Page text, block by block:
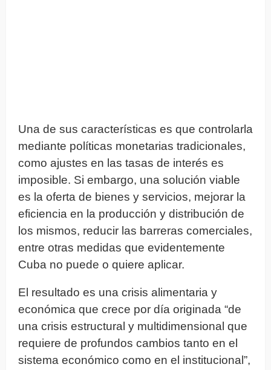
Una de sus características es que controlarla
mediante políticas monetarias tradicionales,
como ajustes en las tasas de interés es
imposible. Si embargo, una solución viable
es la oferta de bienes y servicios, mejorar la
eficiencia en la producción y distribución de
los mismos, reducir las barreras comerciales,
entre otras medidas que evidentemente
Cuba no puede o quiere aplicar.
El resultado es una crisis alimentaria y
económica que crece por día originada “de
una crisis estructural y multidimensional que
requiere de profundos cambios tanto en el
sistema económico como en el institucional”,